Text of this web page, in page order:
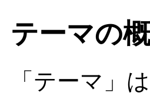
テーマの
「テーマ」